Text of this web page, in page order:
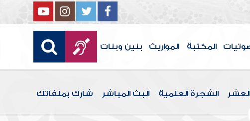
المكتبة المواريث بنين وبنات
الشجرة العلمية البث المباشر شارك بملفاتك